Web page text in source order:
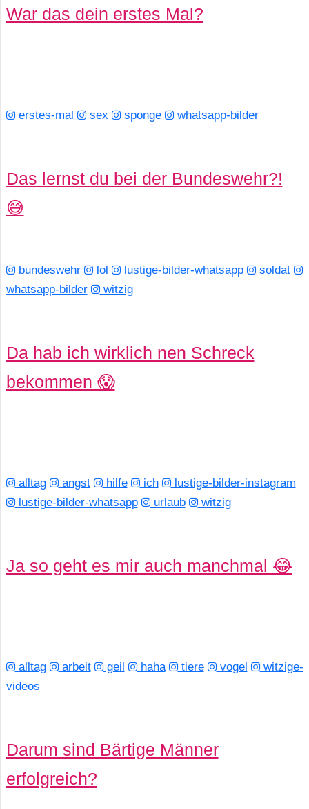
U
n
L
n
H
a
e
War das dein erstes Mal?
erstes-mal sex sponge whatsapp-bilder
Das lernst du bei der Bundeswehr?!
😅
bundeswehr lol lustige-bilder-whatsapp
soldat
whatsapp-bilder
witzig
Da hab ich wirklich nen Schreck
bekommen 😱
alltag angst hilfe ich
lustige-bilder-instagram
lustige-bilder-whatsapp
urlaub witzig
Ja so geht es mir auch manchmal 😂
alltag arbeit geil haha tiere vogel
witzige-
videos
Darum sind Bärtige Männer
erfolgreich?